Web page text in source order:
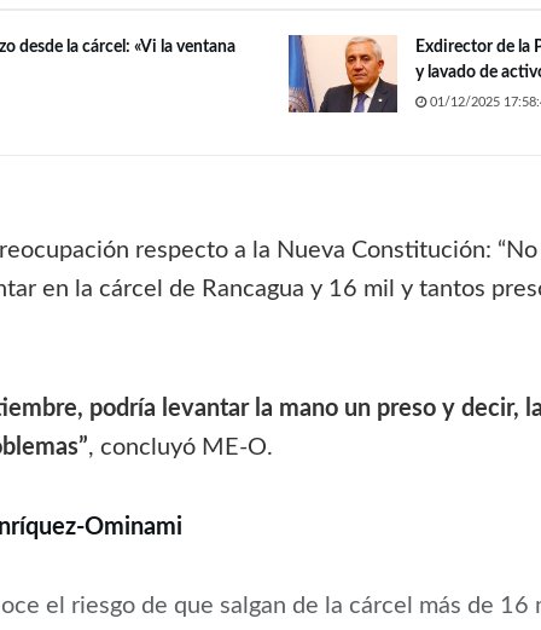
desde la cárcel: «Vi la ventana
Exdirector de la
y lavado de
01/12/2025
respecto a la Nueva Constitución:
en la cárcel de Rancagua y 16 mil y tantos
podría levantar la mano un preso y decir,
, concluyó ME-O.
Ominami
el riesgo de que salgan de la cárcel más de 16